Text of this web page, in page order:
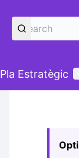
Pla Estratègic